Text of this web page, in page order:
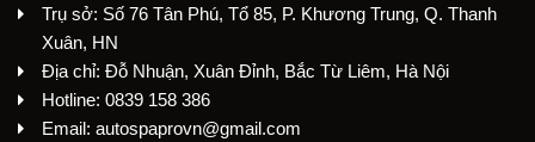
Trụ sở: Số 76 Tân Phú, Tổ 85, P. Khương Trung, Q. Thanh
Xuân, HN
Địa chỉ: Đỗ Nhuận, Xuân Đỉnh, Bắc Từ Liêm, Hà Nội
Hotline: 0839 158 386
Email: autospaprovn@gmail.com